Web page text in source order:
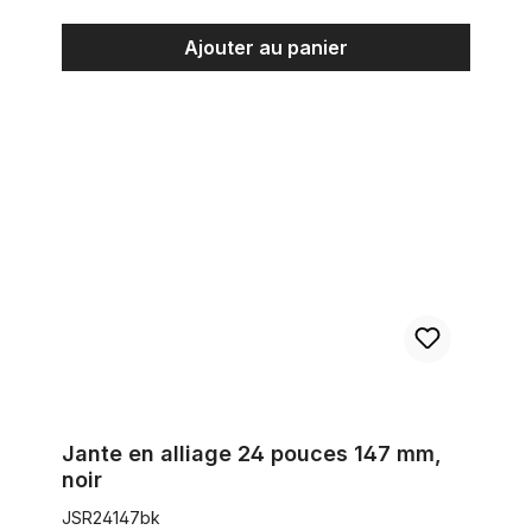
Ajouter au panier
Jante en alliage 24 pouces 147 mm,
noir
JSR24147bk